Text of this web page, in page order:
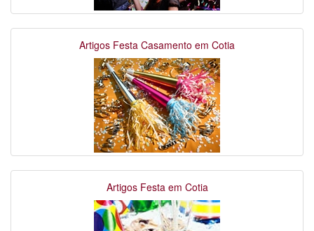
Artigos Festa Casamento em Cotia
Artigos Festa em Cotia